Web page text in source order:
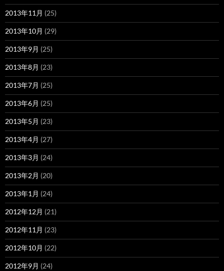
2013年11月 (25)
2013年10月 (29)
2013年9月 (25)
2013年8月 (23)
2013年7月 (25)
2013年6月 (25)
2013年5月 (23)
2013年4月 (27)
2013年3月 (24)
2013年2月 (20)
2013年1月 (24)
2012年12月 (21)
2012年11月 (23)
2012年10月 (22)
2012年9月 (24)